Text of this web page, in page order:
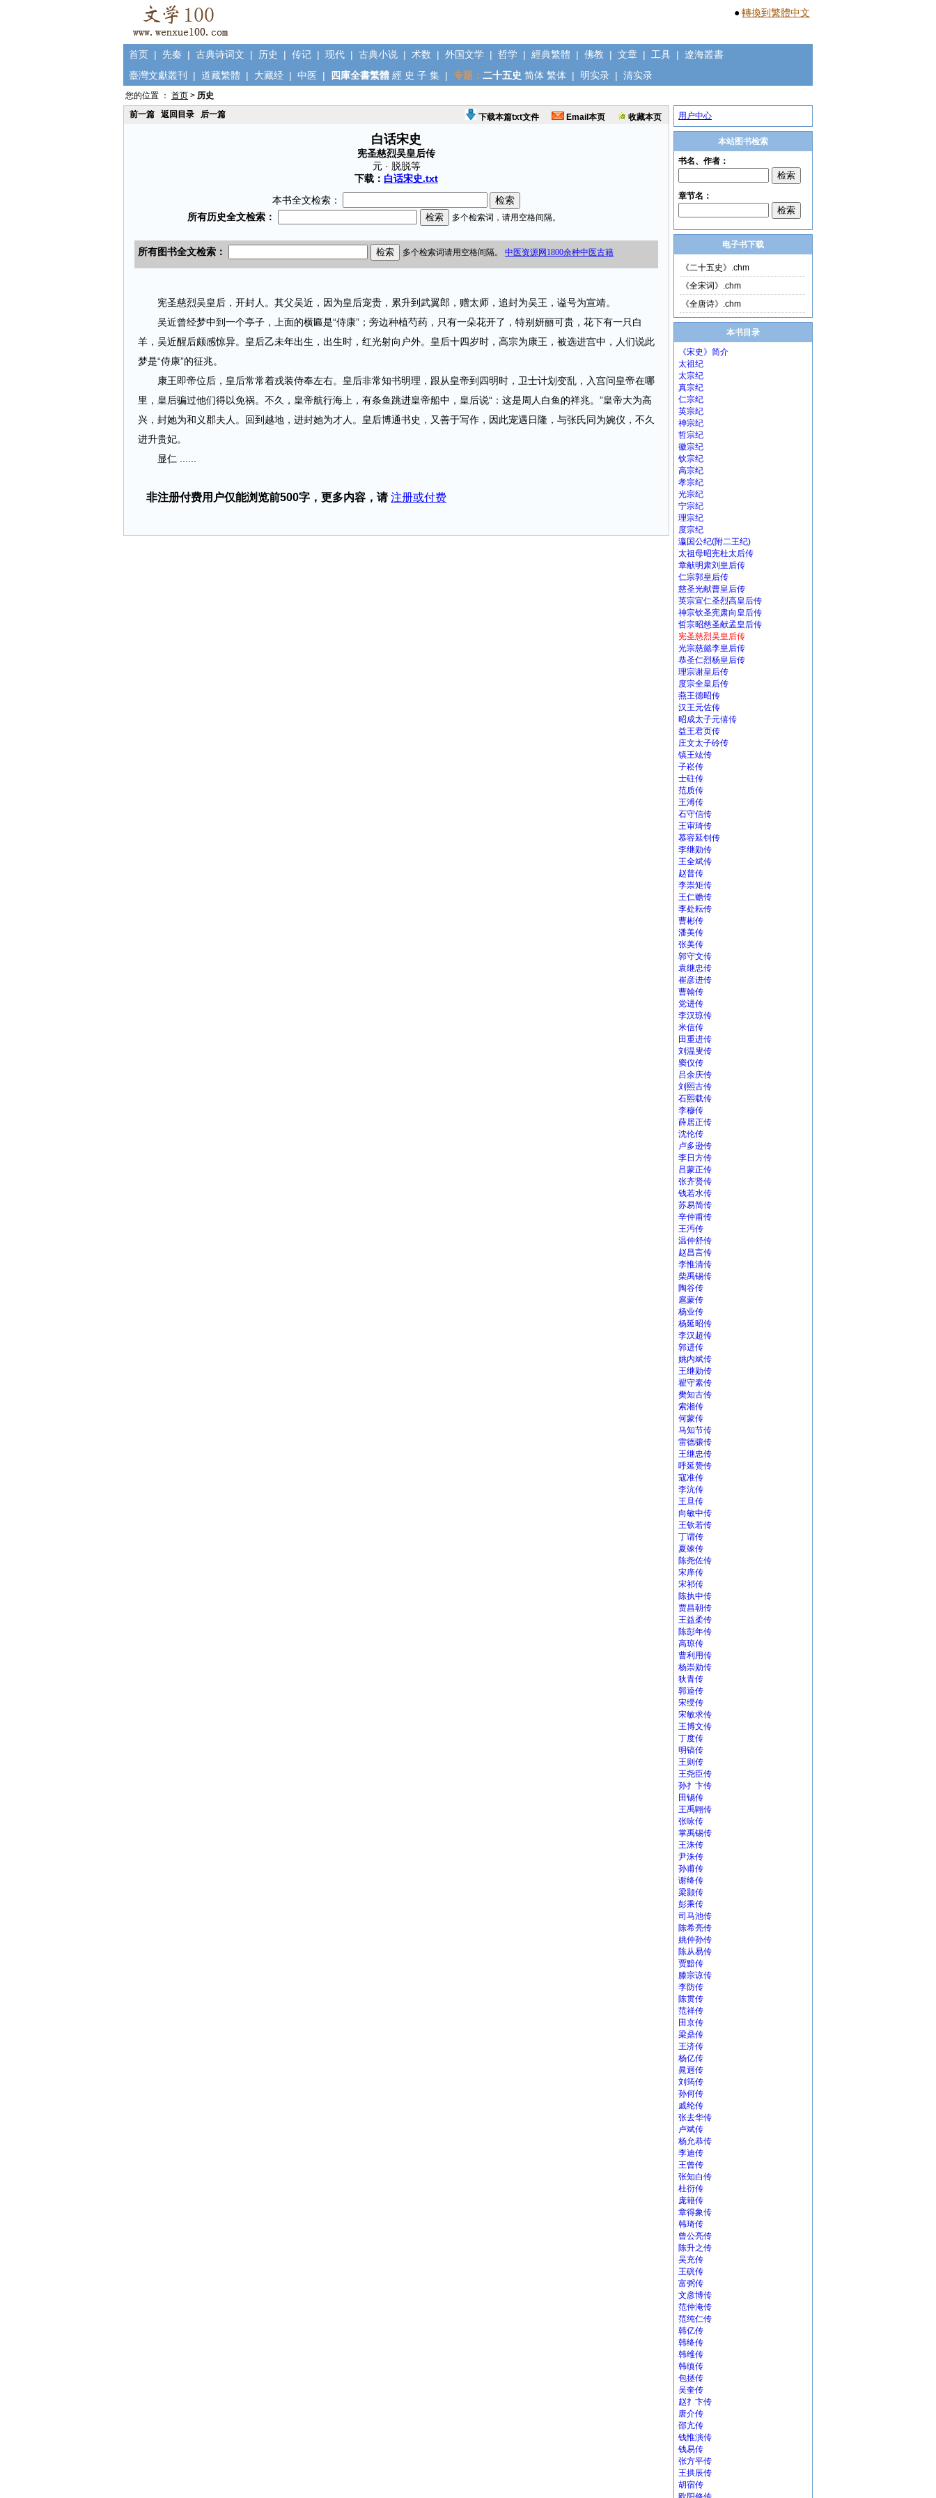
●轉換到繁體中文
首页 | 先秦 | 古典诗词文 | 历史 | 传记 | 现代 | 古典小说 | 术数 | 外国文学 | 哲学 | 經典繁體 | 佛教 | 文章 | 工具 | 遼海叢書
臺灣文獻叢刊
| 道藏繁體 | 大藏经 | 中医 | 四庫全書繁體 經 史 子 集 | 专题： 二十五史 简体 繁体 | 明实录 | 清实录
您的位置 ： 首页 > 历史
前一篇
返回目录 后一篇 下载本篇txt文件 Email本页 收藏本页
白话宋史
宪圣慈烈吴皇后传
元 · 脱脱等
下载： 白话宋史.txt
本书全文检索：
宪圣慈烈吴皇后，开封人。其父吴近，因为皇后宠贵，累升到武翼郎，赠太师，追封为吴王，谥号为宣靖。
吴近曾经梦中到一个亭子，上面的横匾是“侍康”；旁边种植芍药，只有一朵花开了，特别妍丽可贵，花下有一只白
羊，吴近醒后颇感惊异。皇后乙未年出生，出生时，红光射向户外。皇后十四岁时，高宗为康王，被选进宫中，人们说此
梦是“侍康”的征兆。
康王即帝位后，皇后常常着戎装侍奉左右。皇后非常知书明理，跟从皇帝到四明时，卫士计划变乱，入宫问皇帝在哪
里，皇后骗过他们得以免祸。不久，皇帝航行海上，有条鱼跳进皇帝船中，皇后说“：这是周人白鱼的祥兆。”皇帝大为高
兴，封她为和义郡夫人。回到越地，进封她为才人。皇后博通书史，又善于写作，因此宠遇日隆，与张氏同为婉仪，不久
进升贵妃。
显仁 ......
非注册付费用户仅能浏览前500字，更多内容，请 注册或付费
用户中心
本站图书检索
电子书下载
《二十五史》.chm
《全宋词》.chm
《全唐诗》.chm
本书目录
《宋史》简介
太祖纪
太宗纪
真宗纪
仁宗纪
英宗纪
神宗纪
哲宗纪
徽宗纪
钦宗纪
高宗纪
孝宗纪
光宗纪
宁宗纪
理宗纪
度宗纪
瀛国公纪(附二王纪)
太祖母昭宪杜太后传
章献明肃刘皇后传
仁宗郭皇后传
慈圣光献曹皇后传
英宗宣仁圣烈高皇后传
神宗钦圣宪肃向皇后传
哲宗昭慈圣献孟皇后传
宪圣慈烈吴皇后传
光宗慈懿李皇后传
恭圣仁烈杨皇后传
理宗谢皇后传
度宗全皇后传
燕王德昭传
汉王元佐传
昭成太子元僖传
益王君页传
庄文太子砱传
镇王竑传
子崧传
士砫传
范质传
王溥传
石守信传
王审琦传
慕容延钊传
李继勋传
王全斌传
赵普传
李崇矩传
王仁赡传
李处耘传
曹彬传
潘美传
张美传
郭守文传
袁继忠传
崔彦进传
曹翰传
党进传
李汉琼传
米信传
田重进传
刘温叟传
窦仪传
吕余庆传
刘熙古传
石熙载传
李穆传
薛居正传
沈伦传
卢多逊传
李日方传
吕蒙正传
张齐贤传
钱若水传
苏易简传
辛仲甫传
王沔传
温仲舒传
赵昌言传
李惟清传
柴禹锡传
陶谷传
扈蒙传
杨业传
杨延昭传
李汉超传
郭进传
姚内斌传
王继勋传
翟守素传
樊知古传
索湘传
何蒙传
马知节传
雷德骧传
王继忠传
呼延赞传
寇准传
李沆传
王旦传
向敏中传
王钦若传
丁谓传
夏竦传
陈尧佐传
宋庠传
宋祁传
陈执中传
贾昌朝传
王益柔传
陈彭年传
高琼传
曹利用传
杨崇勋传
狄青传
郭逵传
宋绶传
宋敏求传
王博文传
丁度传
明镐传
王则传
王尧臣传
孙扌卞传
田锡传
王禹翶传
张咏传
掌禹锡传
王洙传
尹洙传
孙甫传
谢绛传
梁颢传
彭乘传
司马池传
陈希亮传
姚仲孙传
陈从易传
贾黯传
滕宗谅传
李防传
陈贯传
范祥传
田京传
梁鼎传
王济传
杨亿传
晁迥传
刘筠传
孙何传
戚纶传
张去华传
卢斌传
杨允恭传
李迪传
王曾传
张知白传
杜衍传
庞籍传
章得象传
韩琦传
曾公亮传
陈升之传
吴充传
王硄传
富弼传
文彦博传
范仲淹传
范纯仁传
韩亿传
韩绛传
韩维传
韩缜传
包拯传
吴奎传
赵扌卞传
唐介传
邵亢传
钱惟演传
钱易传
张方平传
王拱辰传
胡宿传